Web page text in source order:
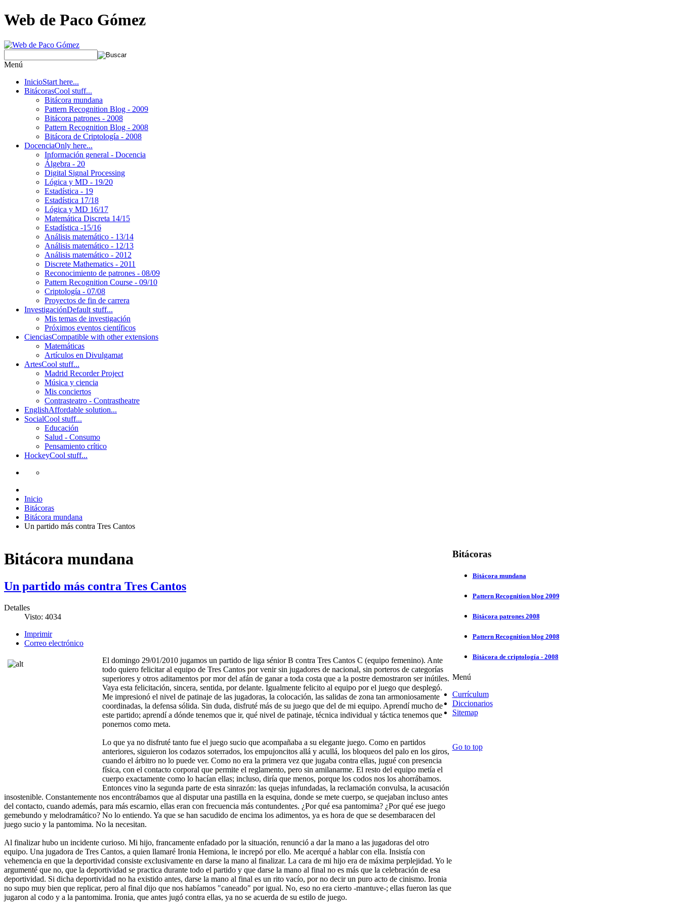
Web de Paco Gómez
Menú
InicioStart here...
BitácorasCool stuff...
Bitácora mundana
Pattern Recognition Blog - 2009
Bitácora patrones - 2008
Pattern Recognition Blog - 2008
Bitácora de Criptología - 2008
DocenciaOnly here...
Información general - Docencia
Álgebra - 20
Digital Signal Processing
Lógica y MD - 19/20
Estadística - 19
Estadística 17/18
Lógica y MD 16/17
Matemática Discreta 14/15
Estadística -15/16
Análisis matemático - 13/14
Análisis matemático - 12/13
Análisis matemático - 2012
Discrete Mathematics - 2011
Reconocimiento de patrones - 08/09
Pattern Recognition Course - 09/10
Criptología - 07/08
Proyectos de fin de carrera
InvestigaciónDefault stuff...
Mis temas de investigación
Próximos eventos científicos
CienciasCompatible with other extensions
Matemáticas
Artículos en Divulgamat
ArtesCool stuff...
Madrid Recorder Project
Música y ciencia
Mis conciertos
Contrasteatro - Contrastheatre
EnglishAffordable solution...
SocialCool stuff...
Educación
Salud - Consumo
Pensamiento crítico
HockeyCool stuff...
Inicio
Bitácoras
Bitácora mundana
Un partido más contra Tres Cantos
Bitácora mundana
Un partido más contra Tres Cantos
Detalles
Visto: 4034
Imprimir
Correo electrónico
El domingo 29/01/2010 jugamos un partido de liga sénior B contra Tres Cantos C (equipo femenino). Ante
todo quiero felicitar al equipo de Tres Cantos por venir sin jugadores de nacional, sin porteros de categorías
superiores y otros aditamentos por mor del afán de ganar a toda costa que a la postre demostraron ser inútiles.
Vaya esta felicitación, sincera, sentida, por delante. Igualmente felicito al equipo por el juego que desplegó.
Me impresionó el nivel de patinaje de las jugadoras, la colocación, las salidas de zona tan armoniosamente
coordinadas, la defensa sólida. Sin duda, disfruté más de su juego que del de mi equipo. Aprendí mucho de
este partido; aprendí a dónde tenemos que ir, qué nivel de patinaje, técnica individual y táctica tenemos que
ponernos como meta.
Lo que ya no disfruté tanto fue el juego sucio que acompañaba a su elegante juego. Como en partidos
anteriores, siguieron los codazos soterrados, los empujoncitos allá y acullá, los bloqueos del palo en los giros,
cuando el árbitro no lo puede ver. Como no era la primera vez que jugaba contra ellas, jugué con presencia
física, con el contacto corporal que permite el reglamento, pero sin amilanarme. El resto del equipo metía el
cuerpo exactamente como lo hacían ellas; incluso, diría que menos, porque los codos nos los ahorrábamos.
Entonces vino la segunda parte de esta sinrazón: las quejas infundadas, la reclamación convulsa, la acusación
insostenible. Constantemente nos encontrábamos que al disputar una pastilla en la esquina, donde se mete cuerpo, se quejaban incluso antes
del contacto, cuando además, para más escarnio, ellas eran con frecuencia más contundentes. ¿Por qué esa pantomima? ¿Por qué ese juego
gemebundo y melodramático? No lo entiendo. Ya que se han sacudido de encima los adimentos, ya es hora de que se desembaracen del
juego sucio y la pantomima. No la necesitan.
Al finalizar hubo un incidente curioso. Mi hijo, francamente enfadado por la situación, renunció a dar la mano a las jugadoras del otro
equipo. Una jugadora de Tres Cantos, a quien llamaré Ironia Hemiona, le increpó por ello. Me acerqué a hablar con ella. Insistía con
vehemencia en que la deportividad consiste exclusivamente en darse la mano al finalizar. La cara de mi hijo era de máxima perplejidad. Yo le
argumenté que no, que la deportividad se practica durante todo el partido y que darse la mano al final no es más que la celebración de esa
deportividad. Si dicha deportividad no ha existido antes, darse la mano al final es un rito vacío, por no decir un puro acto de cinismo. Ironia
no supo muy bien que replicar, pero al final dijo que nos habíamos "caneado" por igual. No, eso no era cierto -mantuve-; ellas fueron las que
jugaron al codo y a la pantomima. Ironia, que antes jugó contra ellas, ya no se acuerda de su estilo de juego.
Bitácoras
Bitácora mundana
Pattern Recognition blog 2009
Bitácora patrones 2008
Pattern Recognition blog 2008
Bitácora de criptología - 2008
Menú
Currículum
Diccionarios
Sitemap
Go to top